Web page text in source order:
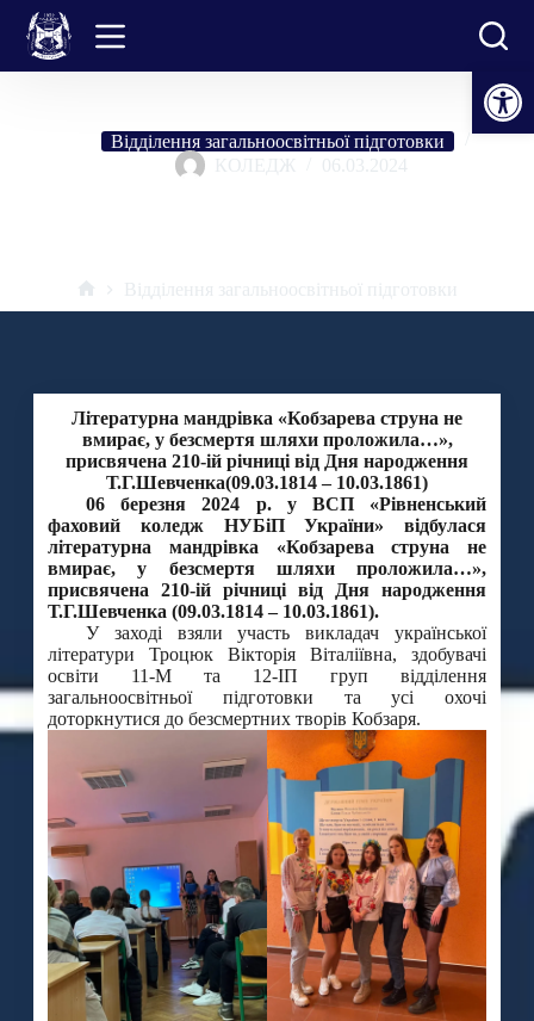
Відкрити Панель інструментів
Перейти
вмісту
Відділення загальноосвітньої підготовки
КОЛЕДЖ
06.03.2024
Головна
Відділення загальноосвітньої підготовки
Літературна мандрівка «Кобзарева струна не
вмирає, у безсмертя шляхи проложила…»,
присвячена 210-ій річниці від Дня народження
Т.Г.Шевченка(09.03.1814 – 10.03.1861)
06 березня 2024 р. у ВСП «Рівненський
фаховий коледж НУБіП України» відбулася
літературна мандрівка «Кобзарева струна не
вмирає, у безсмертя шляхи проложила…»,
присвячена 210-ій річниці від Дня народження
Т.Г.Шевченка (09.03.1814 – 10.03.1861).
У заході взяли участь викладач української
літератури Троцюк Вікторія Віталіївна, здобувачі
освіти 11-М та 12-ІП груп відділення
загальноосвітньої підготовки та усі охочі
доторкнутися до безсмертних творів Кобзаря.